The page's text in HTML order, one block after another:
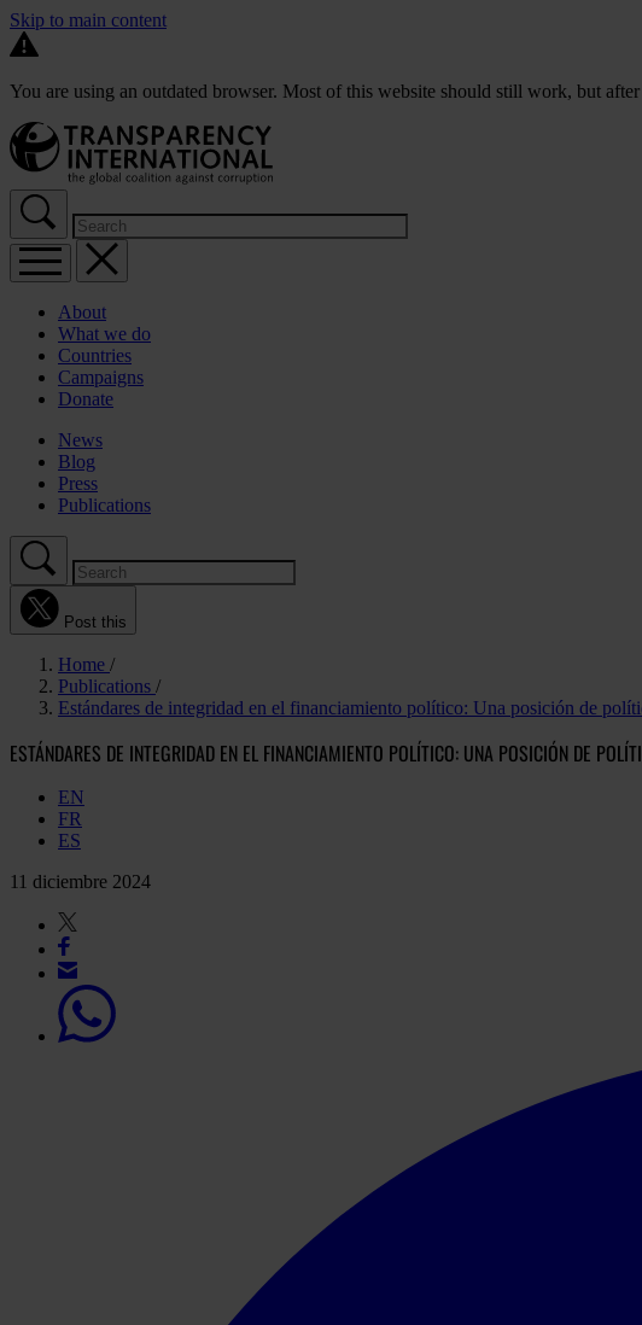
Skip to main content
You are using an outdated browser. Most of this website should still work, but after
About
What we do
Countries
Campaigns
Donate
News
Blog
Press
Publications
Post this
Home
Publications
Estándares de integridad en el financiamiento político: Una posición de
ESTÁNDARES DE INTEGRIDAD EN EL FINANCIAMIENTO POLÍTICO: UNA POSICIÓN DE
EN
FR
ES
11 diciembre 2024